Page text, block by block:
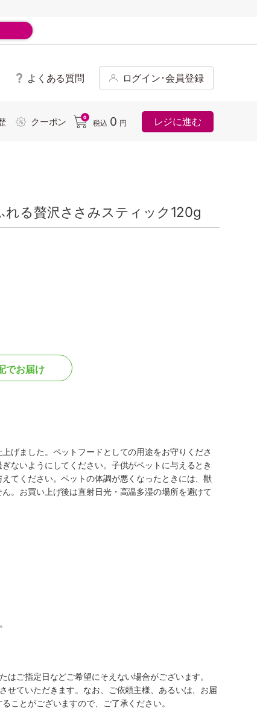
よくある質問 ログイン･会員登録
クーポン 0
税込 0 円 レジに進む
る贅沢ささみスティック120g
でお届け
げました。ペットフードとしての用途をお守りくださ
ないようにしてください。子供がペットに与えるとき
てください。ペットの体調が悪くなったときには、獣
。お買い上げ後は直射日光・高温多湿の場所を避けて
ご指定日などご希望にそえない場合がございます。
せていただきます。なお、ご依頼主様、あるいは、お届
ことがございますので、ご了承ください。